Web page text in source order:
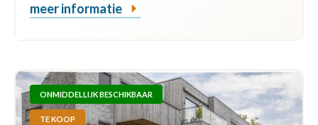
meer informatie
ONMIDDELLIJK BESCHIKBAAR
TE KOOP